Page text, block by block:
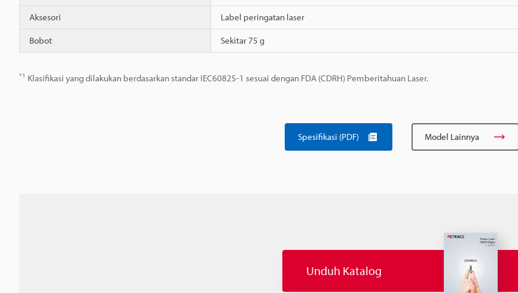
Aksesori Label peringatan laser
Bobot Sekitar 75 g
*1 Klasifikasi yang dilakukan berdasarkan standar IEC60825-1 sesuai dengan FDA (CDRH) Pemberitahuan Laser.
Spesifikasi (PDF) Model Lainnya
Unduh Katalog